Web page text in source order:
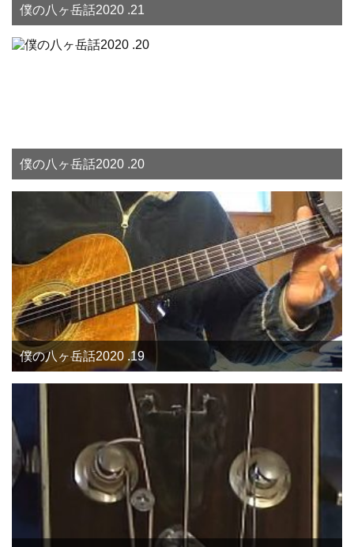
僕の八ヶ岳話2020 .21
僕の八ヶ岳話2020 .20
僕の八ヶ岳話2020 .19